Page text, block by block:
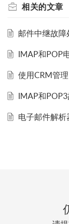
相关的文章
邮件中继故障
IMAP和POP
使用CRM管
IMAP和
电子邮件解